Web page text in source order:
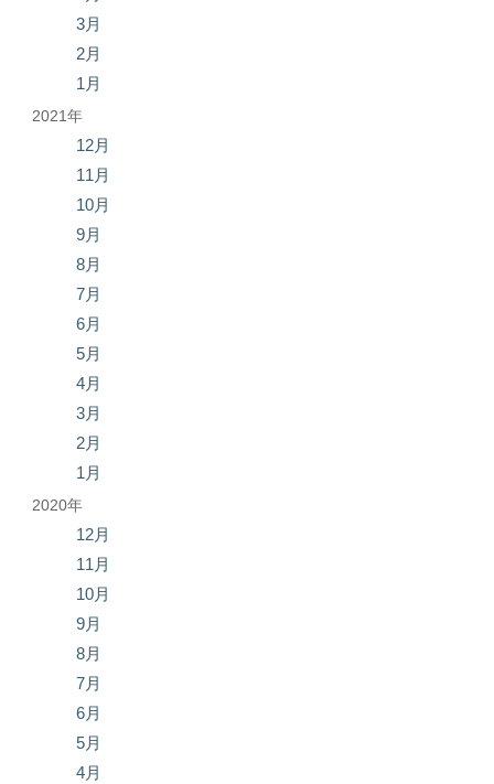
3月
2月
1月
2021年
12月
11月
10月
9月
8月
7月
6月
5月
4月
3月
2月
1月
2020年
12月
11月
10月
9月
8月
7月
6月
5月
4月